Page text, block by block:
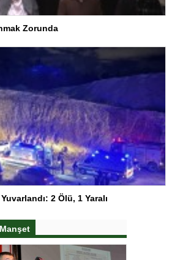
Zorunda
2 Ölü, 1 Yaralı